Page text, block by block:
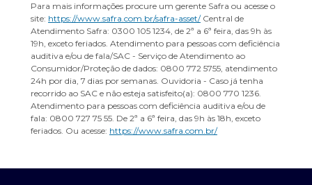
Para mais informações procure um gerente Safra ou acesse o
site: https://www.safra.com.br/safra-asset/Central de
Atendimento Safra: 0300 105 1234, de 2ª a 6ª feira, das 9h às
19h, exceto feriados. Atendimento para pessoas com deficiência
auditiva e/ou de fala/SAC - Serviço de Atendimento ao
Consumidor/Proteção de dados: 0800 772 5755, atendimento
24h por dia, 7 dias por semanas. Ouvidoria - Caso já tenha
recorrido ao SAC e não esteja satisfeito(a): 0800 770 1236.
Atendimento para pessoas com deficiência auditiva e/ou de
fala: 0800 727 75 55. De 2ª a 6ª feira, das 9h às 18h, exceto
feriados. Ou acesse: https://www.safra.com.br/